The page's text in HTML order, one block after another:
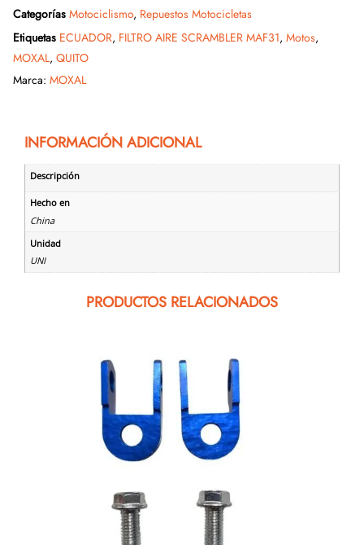
Categorías Motociclismo, Repuestos Motocicletas
Etiquetas ECUADOR, FILTRO AIRE SCRAMBLER MAF31, Motos,
MOXAL, QUITO
Marca: MOXAL
INFORMACIÓN ADICIONAL
Descripción
Hecho en
China
Unidad
UNI
PRODUCTOS RELACIONADOS